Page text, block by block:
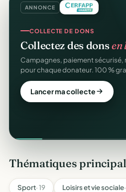
ANNONCE
COLLECTE DE DONS
Collectez des donsen
Campagnes, paiement sécurisé,
pour chaque donateur. 100 %
Lancer ma collecte
Thématiques
Sport· 19 Loisirs et vie sociale